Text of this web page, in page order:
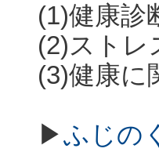
(1)健康
(2)スト
(3)健康
▶ふじの